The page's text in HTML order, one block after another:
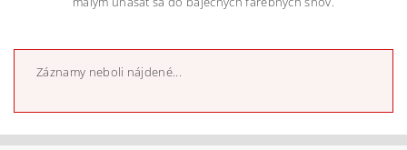
Záznamy neboli nájdené...